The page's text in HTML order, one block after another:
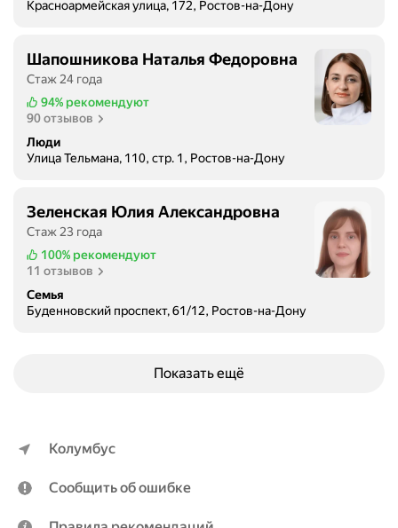
Красноармейская улица, 172, Ростов-на-Дону
Шапошникова Наталья Федоровна
Стаж 24 года
94% рекомендуют
90 отзывов
Люди
Улица Тельмана, 110, стр. 1, Ростов-на-Дону
Зеленская Юлия Александровна
Стаж 23 года
100% рекомендуют
11 отзывов
Семья
Буденновский проспект, 61/12, Ростов-на-Дону
Показать ещё
Колумбус
Сообщить об ошибке